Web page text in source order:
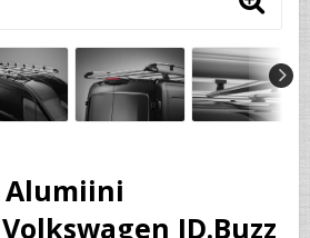
ID.Buzz